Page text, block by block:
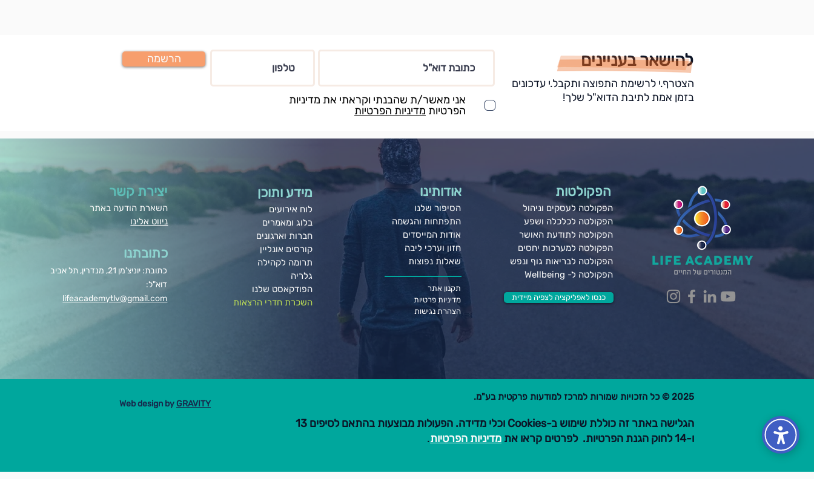
הצטרף.י לרשימת התפוצה ותקבל.י עדכונים
בזמן אמת לתיבת הדוא"ל שלך!
להישאר בעניינים הרשמה
אני מאשר/ת שהבנתי וקראתי את מדיניות
הפרטיות מדיניות הפרטיות
יצירת קשר
השארת הודעה באתר
ניווט אלינו
כתובתנו
כתובת: יוניצ'מן 21, מנדרין, תל אביב
דוא"ל:
lifeacademytlv@gmail.com
מידע ותוכן
לוח אירועים
בלוג ומאמרים
חברות וארגונים
קורסים אונליין
תרומה לקהילה
גלריה
הפודקאסט שלנו
השכרת חדרי הרצאות
אודותינו
הסיפור שלנו
התפתחות והגשמה
אודות המייסדים
חזון וערכי ליבה
שאלות נפוצות
תקנון אתר
מדיניות פרטיות
הצהרת נגישות
הפקולטות
הפקולטה לעסקים וניהול
הפקולטה לכלכלה ושפע
הפקולטה לתודעת האושר
הפקולטה למערכות יחסים
הפקולטה לבריאות גוף ונפש
הפקולטה ל- Wellbeing
כנסו לאפליקציה לצפיה מיידית
Web design by GRAVITY
2025 © כל הזכויות שמורות למרכז למודעות פרקטית בע"מ.
הגלישה באתר זה כוללת שימוש ב-Cookies וכלי מדידה. הפעולות מבוצעות בהתאם לסיפים 13
ו-14 לחוק הגנת הפרטיות. לפרטים קראו את
מדיניות הפרטיות.